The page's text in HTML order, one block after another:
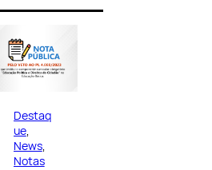
Destaq
ue
News
Notas